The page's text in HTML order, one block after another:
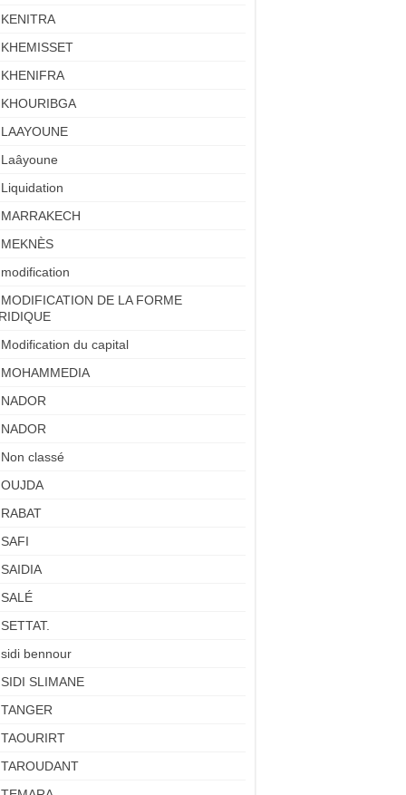
KENITRA
KHEMISSET
KHENIFRA
KHOURIBGA
LAAYOUNE
Laâyoune
Liquidation
MARRAKECH
MEKNÈS
modification
MODIFICATION DE LA FORME
Modification du capital
MOHAMMEDIA
NADOR
NADOR
Non classé
OUJDA
RABAT
SAFI
SAIDIA
SALÉ
SETTAT.
sidi bennour
SIDI SLIMANE
TANGER
TAOURIRT
TAROUDANT